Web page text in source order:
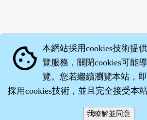
‧沈藥子©2008
cookie 本網站採用cookies技術提
覽服務，關閉cookies可能
覽。您若繼續瀏覽本站，
採用cookies技術，並且完全接受本